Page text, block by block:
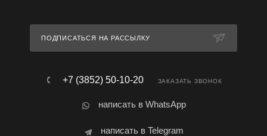
ПОДПИСАТЬСЯ НА РАССЫЛКУ
+7 (3852) 50-10-20 ЗАКАЗАТЬ ЗВОНОК
написать в WhatsApp
написать в Telegram